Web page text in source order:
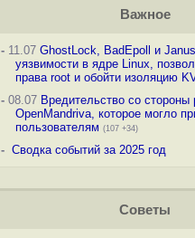
Важное
-11.07 GhostLock, BadEpoll и
уязвимости в ядре Linux,
права root и обойти изоляцию
-08.07 Вредительство со стороны
OpenMandriva, которое могло
пользователям (107 +34)
- Сводка событий за 2025 год
Советы